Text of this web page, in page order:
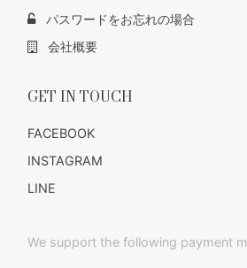
パスワードをお忘れの場合
会社概要
GET IN TOUCH
FACEBOOK
INSTAGRAM
LINE
We support the following payment